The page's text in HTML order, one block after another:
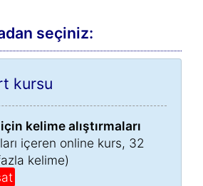
seçiniz:
kursu
kelime alıştırmaları
içeren online kurs, 32
kelime)